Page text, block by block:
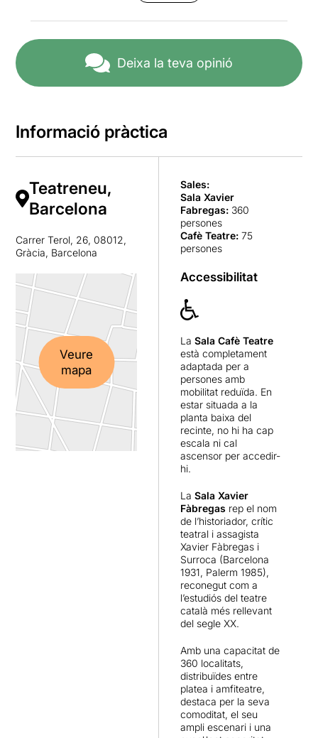
Deixa la teva opinió
Informació pràctica
Teatreneu,
Barcelona
Carrer Terol, 26, 08012,
Gràcia, Barcelona
Veure
mapa
Sales:
Sala Xavier
Fabregas: 360
persones
Cafè Teatre: 75
persones
Accessibilitat
La Sala Cafè Teatre
està completament
adaptada per a
persones amb
mobilitat reduïda. En
estar situada a la
planta baixa del
recinte, no hi ha cap
escala ni cal
ascensor per accedir-
hi.
La Sala Xavier
Fàbregas rep el nom
de l’historiador, crític
teatral i assagista
Xavier Fàbregas i
Surroca (Barcelona
1931, Palerm 1985),
reconegut com a
l’estudiós del teatre
català més rellevant
del segle XX.
Amb una capacitat de
360 localitats,
distribuïdes entre
platea i amfiteatre,
destaca per la seva
comoditat, el seu
ampli escenari i una